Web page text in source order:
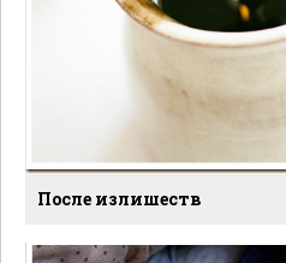
После излишеств